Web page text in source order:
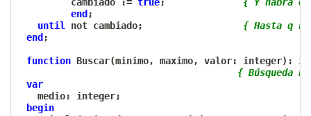
end ;
until
not cambiado;
{ Hasta q
end ;
function Buscar(minimo, maximo, valor: integer) :
{ Búsqueda
var
   medio
: integer;
begin